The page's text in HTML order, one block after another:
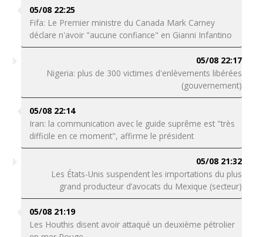
05/08 22:25
Fifa: Le Premier ministre du Canada Mark Carney
déclare n'avoir "aucune confiance" en Gianni Infantino
05/08 22:17
Nigeria: plus de 300 victimes d'enlèvements libérées
(gouvernement)
05/08 22:14
Iran: la communication avec le guide suprême est "très
difficile en ce moment", affirme le président
05/08 21:32
Les États-Unis suspendent les importations du plus
grand producteur d’avocats du Mexique (secteur)
05/08 21:19
Les Houthis disent avoir attaqué un deuxième pétrolier